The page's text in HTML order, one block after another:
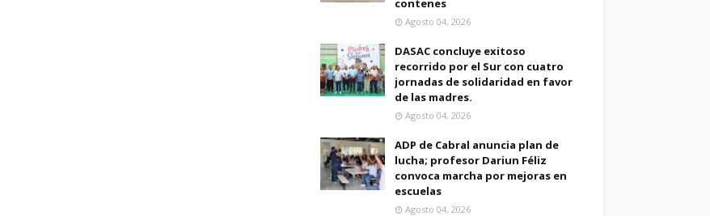
contenes
Agosto 04, 2026
DASAC concluye exitoso
recorrido por el Sur con cuatro
jornadas de solidaridad en favor
de las madres.
Agosto 04, 2026
ADP de Cabral anuncia plan de
lucha; profesor Dariun Féliz
convoca marcha por mejoras en
escuelas
Agosto 04, 2026